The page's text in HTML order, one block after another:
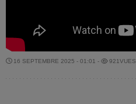
16 SEPTEMBRE 2025 - 01:01 - 921VUES